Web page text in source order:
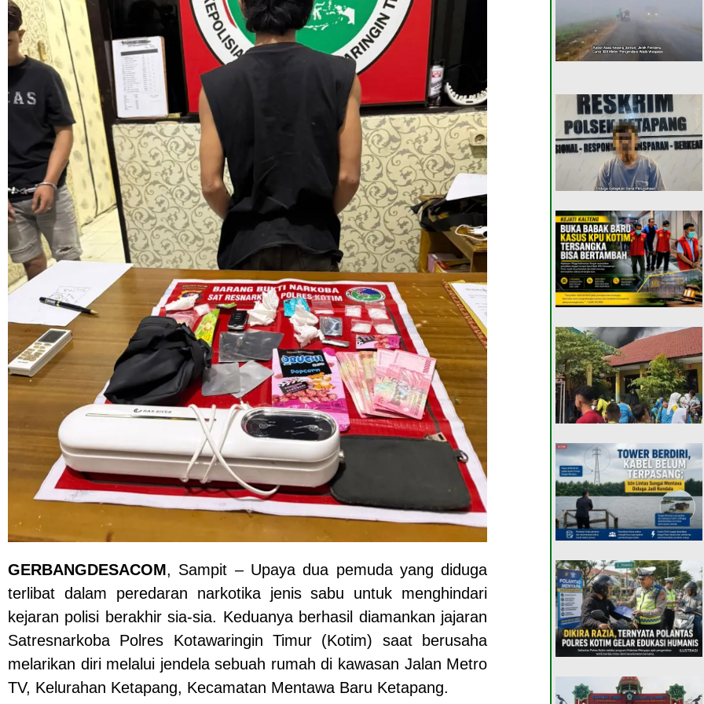
GERBANGDESACOM, Sampit – Upaya dua pemuda yang diduga
terlibat dalam peredaran narkotika jenis sabu untuk menghindari
kejaran polisi berakhir sia-sia. Keduanya berhasil diamankan jajaran
Satresnarkoba Polres Kotawaringin Timur (Kotim) saat berusaha
melarikan diri melalui jendela sebuah rumah di kawasan Jalan Metro
TV, Kelurahan Ketapang, Kecamatan Mentawa Baru Ketapang.